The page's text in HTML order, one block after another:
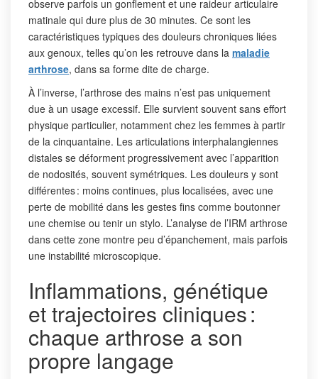
observe parfois un gonflement et une raideur articulaire
matinale qui dure plus de 30 minutes. Ce sont les
caractéristiques typiques des douleurs chroniques liées
aux genoux, telles qu’on les retrouve dans la maladie
arthrose, dans sa forme dite de charge.
À l’inverse, l’arthrose des mains n’est pas uniquement
due à un usage excessif. Elle survient souvent sans effort
physique particulier, notamment chez les femmes à partir
de la cinquantaine. Les articulations interphalangiennes
distales se déforment progressivement avec l’apparition
de nodosités, souvent symétriques. Les douleurs y sont
différentes : moins continues, plus localisées, avec une
perte de mobilité dans les gestes fins comme boutonner
une chemise ou tenir un stylo. L’analyse de l’IRM arthrose
dans cette zone montre peu d’épanchement, mais parfois
une instabilité microscopique.
Inflammations, génétique
et trajectoires cliniques :
chaque arthrose a son
propre langage